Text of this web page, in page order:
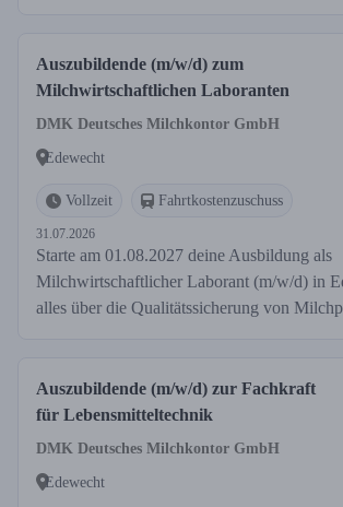
Auszubildende (m/w/d) zum
Milchwirtschaftlichen Laboranten
DMK Deutsches Milchkontor GmbH
Edewecht
Vollzeit Fahrtkostenzuschuss
31.07.2026
Starte am 01.08.2027 deine Ausbildung als
Milchwirtschaftlicher Laborant (m/w/d) in
alles über die Qualitätssicherung von
Auszubildende (m/w/d) zur Fachkraft
für Lebensmitteltechnik
DMK Deutsches Milchkontor GmbH
Edewecht